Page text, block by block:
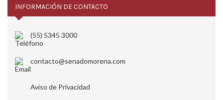
INFORMACIÓN DE CONTACTO
(55) 5345 3000
contacto@senadomorena.com
Aviso de Privacidad